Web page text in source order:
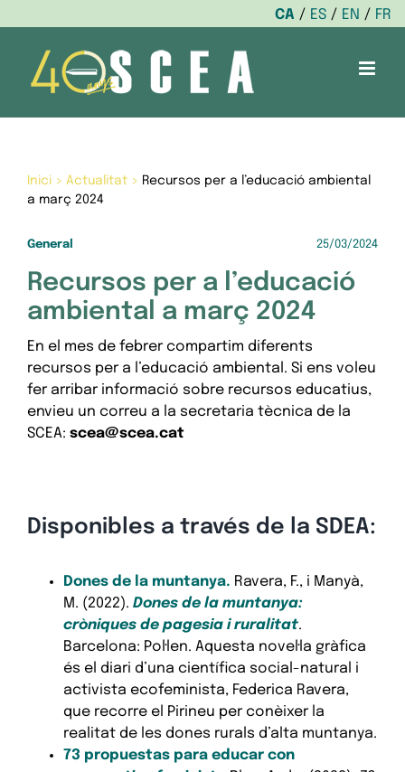
CA ES EN
FR
content
Inici> Actualitat> Recursos per a l’educació ambiental
a març 2024
General 25/03/2024
Recursos per a l’educació
ambiental a març 2024
En el mes de febrer compartim diferents
recursos per a l’educació ambiental. Si ens voleu
fer arribar informació sobre recursos educatius,
envieu un correu a la secretaria tècnica de la
SCEA: scea@scea.cat
Disponibles a través de la SDEA:
Dones de la muntanya. Ravera, F., i Manyà,
M. (2022). Dones de la muntanya:
cròniques de pagesia i ruralitat.
Barcelona: Pol·len. Aquesta novel·la gràfica
és el diari d’una científica social-natural i
activista ecofeminista, Federica Ravera,
que recorre el Pirineu per conèixer la
realitat de les dones rurals d’alta muntanya.
73 propuestas para educar con